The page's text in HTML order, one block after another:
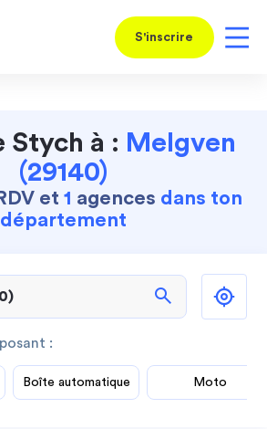
S'inscrire
Stych à : Melgven
(29140)
et 1 agences dans ton
département
search
:
Boîte automatique Moto